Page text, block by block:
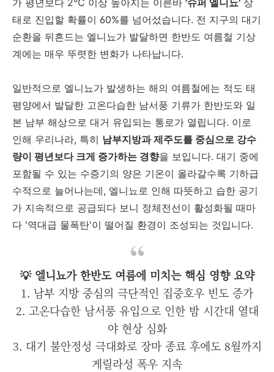
가 평년보다 2°C 이상 높아지는 이른바 '슈퍼 엘니뇨' 상
태로 진입할 확률이 60%를 넘어섰습니다. 전 지구의 대기
순환을 뒤흔드는 엘니뇨가 발달하면 한반도 여름철 기상
계에는 매우 뚜렷한 변화가 나타납니다.
일반적으로 엘니뇨가 발생하는 해의 여름철에는 적도 태
평양에서 발달한 고온다습한 남서풍 기류가 한반도와 일
본 남부 해상으로 대거 유입되는 통로가 열립니다. 이로
인해 우리나라, 특히 남부지방과 제주도를 중심으로 강수
량이 평년보다 크게 증가하는 경향을 보입니다. 대기 중에
포함될 수 있는 수증기의 양은 기온이 올라갈수록 기하급
수적으로 늘어나는데, 엘니뇨로 인해 따뜻하고 습한 공기
가 지속적으로 공급되다 보니 정체전선이 활성화될 때마
다 '역대급 물폭탄'이 떨어질 환경이 조성되는 것입니다.
💡 엘니뇨가 한반도 여름에 미치는 핵심 영향 요약
1. 남부 지방 중심의 극단적인 집중호우 빈도 증가
2. 고온다습한 남서풍 유입으로 인한 밤 시간대 열대
야 현상 심화
3. 대기 불안정성 극대화로 장마 종료 후에도 8월까지
게릴라성 폭우 지속